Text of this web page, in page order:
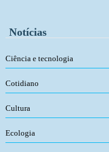
Notícias
Ciência e tecnologia
Cotidiano
Cultura
Ecologia